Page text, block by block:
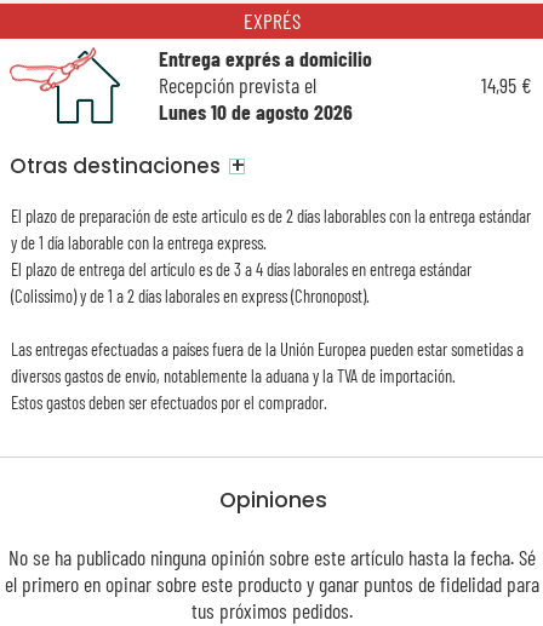
Opiniones
No se ha publicado ninguna opinión sobre este artículo hasta la fecha. Sé
el primero en opinar sobre este producto y ganar puntos defidelidadpara
tus próximos pedidos.
EXPRÉS
Entrega exprés a domicilio
Recepción prevista el
Lunes 10 de agosto 2026
14,95 €
Otras destinaciones +
El plazo de preparación de este articulo es de 2 días laborables con la entrega estándar
y de 1 día laborable con la entrega express.
El plazo de entrega del artículo es de 3 a 4 días laborales en entrega estándar
(Colissimo) y de 1 a 2 días laborales en express (Chronopost).
Las entregas efectuadas a países fuera de la Unión Europea pueden estar sometidas a
diversos gastos de envío, notablemente la aduana y la TVA de importación.
Estos gastos deben ser efectuados por el comprador.